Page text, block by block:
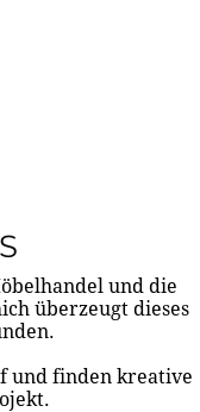
und die
überzeugt dieses
und finden kreative